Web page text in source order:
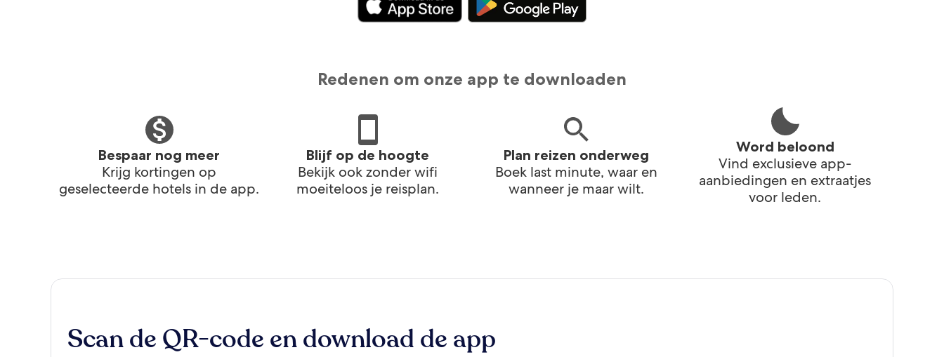
Redenen om onze app te downloaden
Bespaar nog meer
Krijg kortingen op
geselecteerde hotels in de app.
Blijf op de hoogte
Bekijk ook zonder wifi
moeiteloos je reisplan.
Plan reizen onderweg
Boek last minute, waar en
wanneer je maar wilt.
Word beloond
Vind exclusieve app-
aanbiedingen en extraatjes
voor leden.
Scan de QR-code en download de app